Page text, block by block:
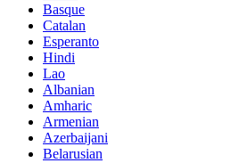
Basque
Catalan
Esperanto
Hindi
Lao
Albanian
Amharic
Armenian
Azerbaijani
Belarusian